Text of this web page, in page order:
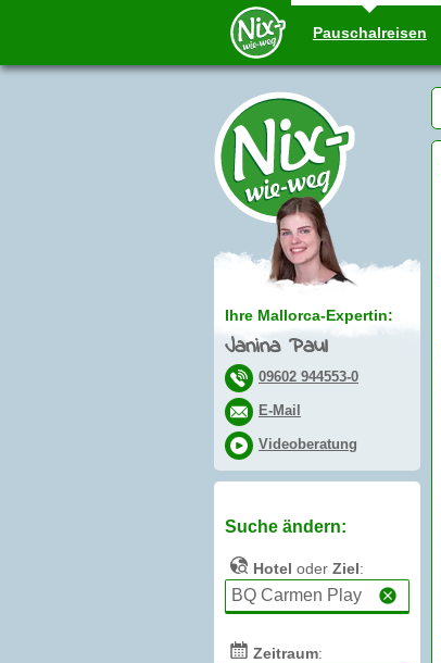
Pauschalreisen
Ihre Mallorca-Expertin:
Janina Paul
09602 944553-0
E-Mail
Videoberatung
Suche ändern:
Hotel oder Ziel:
Zeitraum: